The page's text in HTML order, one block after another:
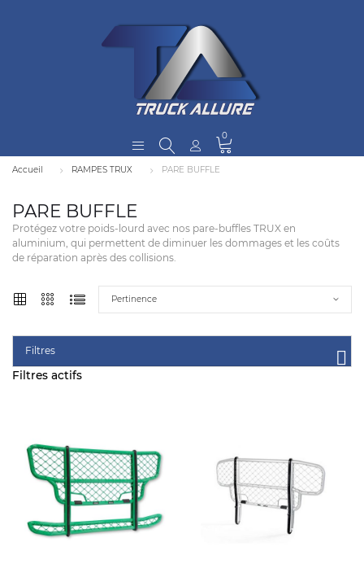
0
Accueil RAMPES TRUX PARE BUFFLE
PARE BUFFLE
Protégez votre poids-lourd avec nos pare-buffles TRUX en
aluminium, qui permettent de diminuer les dommages et les coûts
de réparation après des collisions.
Pertinence
Filtres actifs
Filtres